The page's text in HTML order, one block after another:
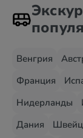
Венгрия
Франция
Нидерланды
Дания